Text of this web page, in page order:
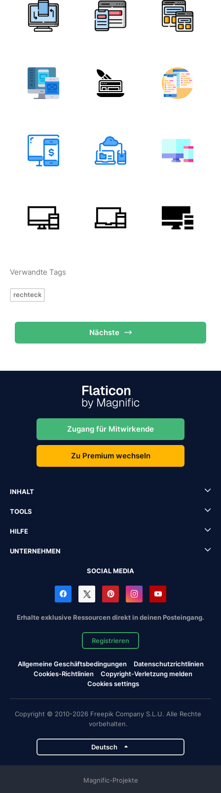
Verwandte Tags
rechteck
Nächste
Zugang für Mitwirkende
Zu Premium wechseln
INHALT
TOOLS
HILFE
UNTERNEHMEN
SOCIAL MEDIA
Erhalte exklusive Ressourcen direkt in deinen Posteingang.
Registrieren
Allgemeine Geschäftsbedingungen
Datenschutzrichtlinien
Cookies-Richtlinien
Copyright-Verletzung melden
Cookies settings
Copyright © 2010-2026 Freepik Company S.L.U. Alle Rechte
vorbehalten.
Deutsch
Magnific-Projekte